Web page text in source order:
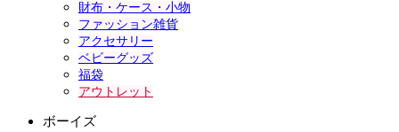
財布・ケース・小物
ファッション雑貨
アクセサリー
ベビーグッズ
福袋
アウトレット
ボーイズ